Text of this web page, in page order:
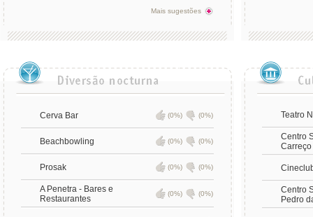
Mais sugestões
Cerva Bar (0%) (0%)
Beachbowling (0%) (0%)
Prosak (0%) (0%)
A Penetra - Bares e
Restaurantes
(0%) (0%)
Teatro
Centro
Carreço
Centro
Pedro